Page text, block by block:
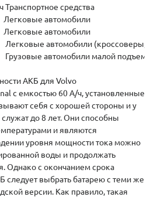
Транспортное средства
Легковые автомобили
Легковые автомобили
Легковые автомобили (кроссоверы,
Грузовые автомобили малой
АКБ для Volvo
с емкостью 60 А/ч, установленные
себя с хорошей стороны и у
до 8 лет. Они способны
и являются
уровня мощности тока можно
воды и продолжать
Однако с окончанием срока
следует выбрать батарею с теми же
версии. Как правило, такая